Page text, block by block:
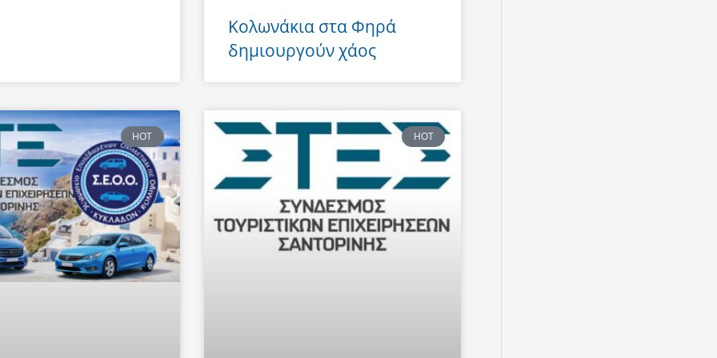
Κολωνάκια στα Φηρά
δημιουργούν χάος
HOT HOT